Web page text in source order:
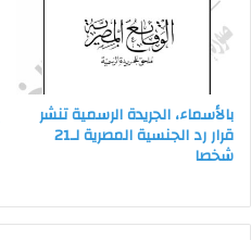
بالأسماء، الجريدة الرسمية تنشر
قرار رد الجنسية المصرية لـ21
شخصا